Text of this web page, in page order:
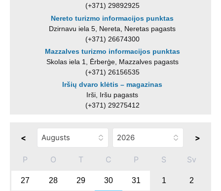
(+371) 29892925
Nereto turizmo informacijos punktas
Dzirnavu iela 5, Nereta, Neretas pagasts
(+371) 26674300
Mazzalves turizmo informacijos punktas
Skolas iela 1, Ērberģe, Mazzalves pagasts
(+371) 26156535
Iršių dvaro klėtis – magazinas
Irši, Iršu pagasts
(+371) 29275412
< >
P O T C P S Sv
27 28 29 30 31 1 2